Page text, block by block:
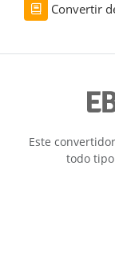
Convertir
Este
todo